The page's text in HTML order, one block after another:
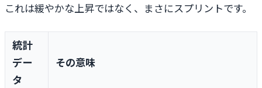
これは緩やかな上昇ではなく、まさにスプリントです。
統計
デー
タ
その意味